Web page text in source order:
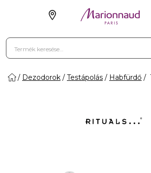
Dezodorok Testápolás Habfürdő